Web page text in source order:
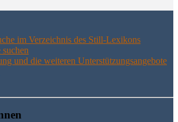
im Ver­zeich­nis des Still-Lexikons
und die wei­te­ren Unter­stüt­zungs­an­ge­bo­te